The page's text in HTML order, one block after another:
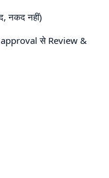
नकद नहीं)
से Review &